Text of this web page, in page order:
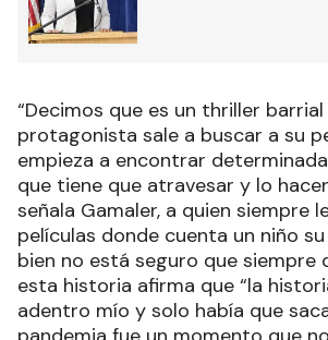
“Decimos que es un thriller
protagonista sale a buscar a su
empieza a encontrar
que tiene que atravesar y lo
señala Gamaler, a quien siempre
películas donde cuenta un niño
bien no está seguro que siempre
esta historia afirma que “la
adentro mío y solo había que